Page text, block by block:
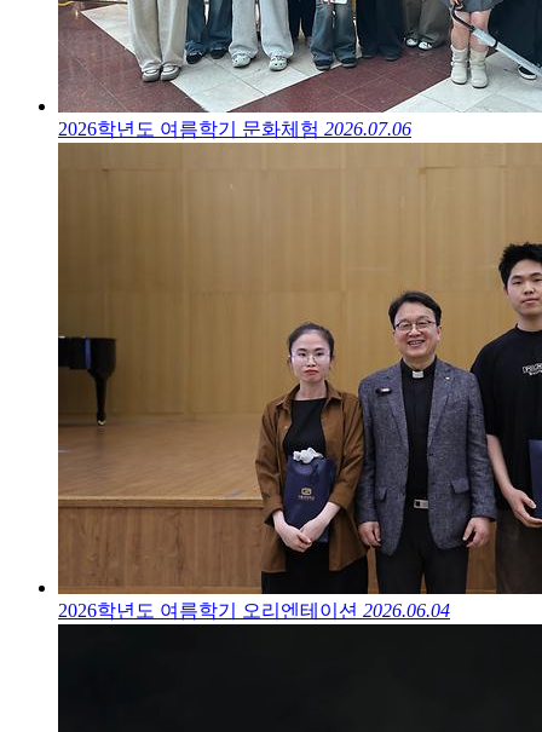
2026학년도 여름학기 문화체험 2026.07.06
2026학년도 여름학기 오리엔테이션 2026.06.04